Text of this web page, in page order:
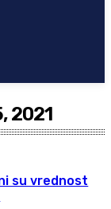
2021
su vrednost